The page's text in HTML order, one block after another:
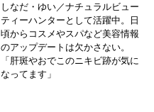
しなだ・ゆい／ナチュラルビュー
ティーハンターとして活躍中。日
頃からコスメやスパなど美容情報
のアップデートは欠かさない。
「肝斑やおでこのニキビ跡が気に
なってます」